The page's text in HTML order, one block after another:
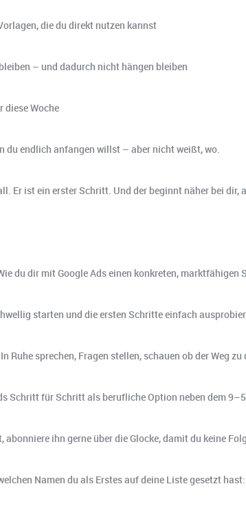
die du direkt nutzen kannst
– und dadurch nicht hängen bleiben
diese Woche
du endlich anfangen willst – aber nicht weißt, wo.
Er ist ein erster Schritt. Und der beginnt näher bei dir,
du dir mit Google Ads einen konkreten,
starten und die ersten Schritte einfach
Ruhe sprechen, Fragen stellen, schauen ob der Weg
Schritt für Schritt als berufliche Option neben dem
abonniere ihn gerne über die Glocke, damit du keine
Namen du als Erstes auf deine Liste gesetzt